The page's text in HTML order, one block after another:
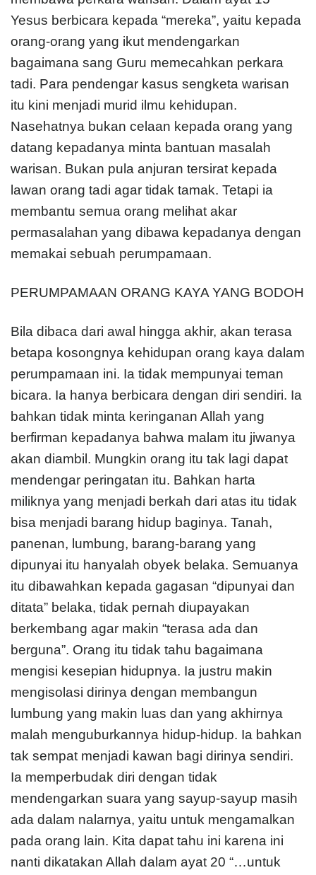
Yesus berbicara kepada “mereka”, yaitu kepada
orang-orang yang ikut mendengarkan
bagaimana sang Guru memecahkan perkara
tadi. Para pendengar kasus sengketa warisan
itu kini menjadi murid ilmu kehidupan.
Nasehatnya bukan celaan kepada orang yang
datang kepadanya minta bantuan masalah
warisan. Bukan pula anjuran tersirat kepada
lawan orang tadi agar tidak tamak. Tetapi ia
membantu semua orang melihat akar
permasalahan yang dibawa kepadanya dengan
memakai sebuah perumpamaan.
PERUMPAMAAN ORANG KAYA YANG BODOH
Bila dibaca dari awal hingga akhir, akan terasa
betapa kosongnya kehidupan orang kaya dalam
perumpamaan ini. Ia tidak mempunyai teman
bicara. Ia hanya berbicara dengan diri sendiri. Ia
bahkan tidak minta keringanan Allah yang
berfirman kepadanya bahwa malam itu jiwanya
akan diambil. Mungkin orang itu tak lagi dapat
mendengar peringatan itu. Bahkan harta
miliknya yang menjadi berkah dari atas itu tidak
bisa menjadi barang hidup baginya. Tanah,
panenan, lumbung, barang-barang yang
dipunyai itu hanyalah obyek belaka. Semuanya
itu dibawahkan kepada gagasan “dipunyai dan
ditata” belaka, tidak pernah diupayakan
berkembang agar makin “terasa ada dan
berguna”. Orang itu tidak tahu bagaimana
mengisi kesepian hidupnya. Ia justru makin
mengisolasi dirinya dengan membangun
lumbung yang makin luas dan yang akhirnya
malah menguburkannya hidup-hidup. Ia bahkan
tak sempat menjadi kawan bagi dirinya sendiri.
Ia memperbudak diri dengan tidak
mendengarkan suara yang sayup-sayup masih
ada dalam nalarnya, yaitu untuk mengamalkan
pada orang lain. Kita dapat tahu ini karena ini
nanti dikatakan Allah dalam ayat 20 “…untuk